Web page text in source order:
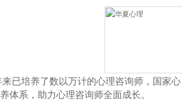
已培养了数以万计的心理咨询师，国家心
体系，助力心理咨询师全面成长。